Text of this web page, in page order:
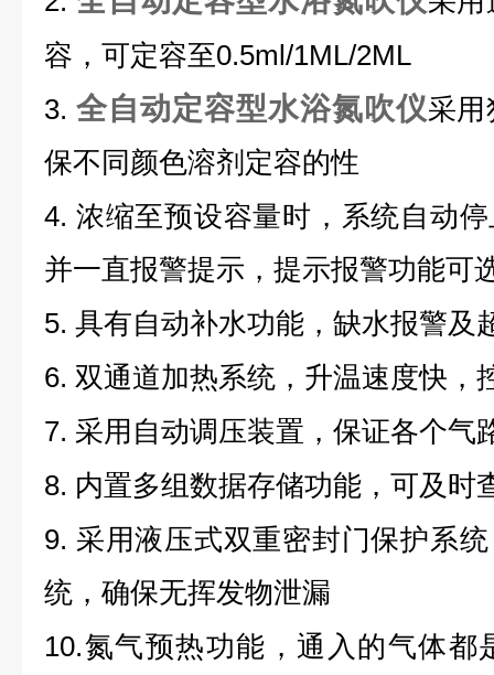
容，可定容至0.5ml/1ML/2ML
3. 全自动定容型水浴氮吹仪采
保不同颜色溶剂定容的性
4. 浓缩至预设容量时，系统自动
并一直报警提示，提示报警功能可
5. 具有自动补水功能，缺水报警及
6. 双通道加热系统，升温速度快，
7. 采用自动调压装置，保证各个气
8. 内置多组数据存储功能，可及时
9. 采用液压式双重密封门保护系
统，确保无挥发物泄漏
10.氮气预热功能，通入的气体都